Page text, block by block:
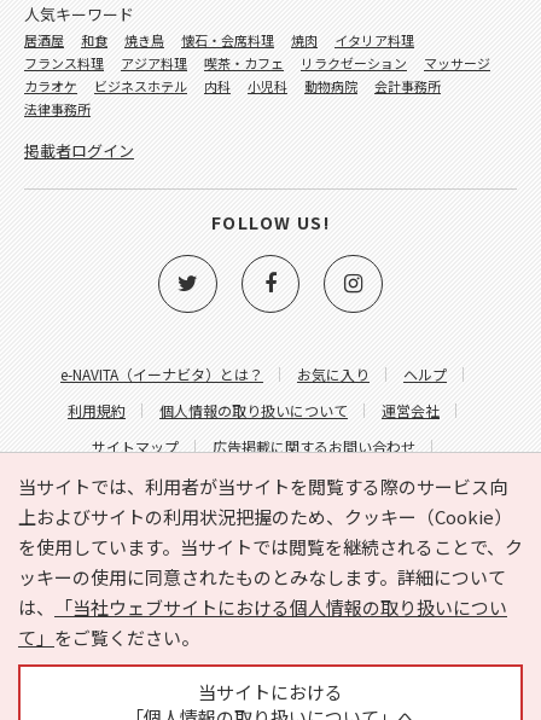
当サイトでは、利用者が当サイトを閲覧する際のサービス向
上およびサイトの利用状況把握のため、クッキー（Cookie）
を使用しています。当サイトでは閲覧を継続されることで、ク
ッキーの使用に同意されたものとみなします。詳細について
は、
「当社ウェブサイトにおける個人情報の取り扱いについ
て」 をご覧ください。
当サイトにおける
e-NAVITA（イーナビタ）とは？ お気に入り
ヘルプ
利用規約
個人情報の取り扱いについて
運営会社
サイトマップ
広告掲載に関するお問い合わせ
サイトの内容に関するお問い合わせ
人気キーワード
居酒屋 和食 焼き鳥 懐石・会席料理 焼肉
イタリア料理
フランス料理
アジア料理 喫茶・カフェ リラクゼーション
マッサージ
カラオケ
ビジネスホテル 内科 小児科 動物病院
会計事務所
法律事務所
掲載者ログイン
FOLLOW US!
Copyright © HYOJITO.Co.,Ltd. All Rights Reserved.